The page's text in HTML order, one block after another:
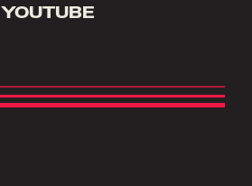
YOUTUBE